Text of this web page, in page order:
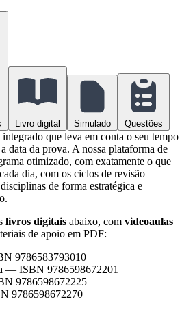
Livro digital Simulado Questões
que leva em conta o seu tempo
data da prova. A nossa plataforma de
otimizado, com exatamente o que
dia, com os ciclos de revisão
de forma estratégica e
livros digitais abaixo, com videoaulas
de apoio em PDF:
9786583793010
— ISBN 9786598672201
9786598672225
9786598672270